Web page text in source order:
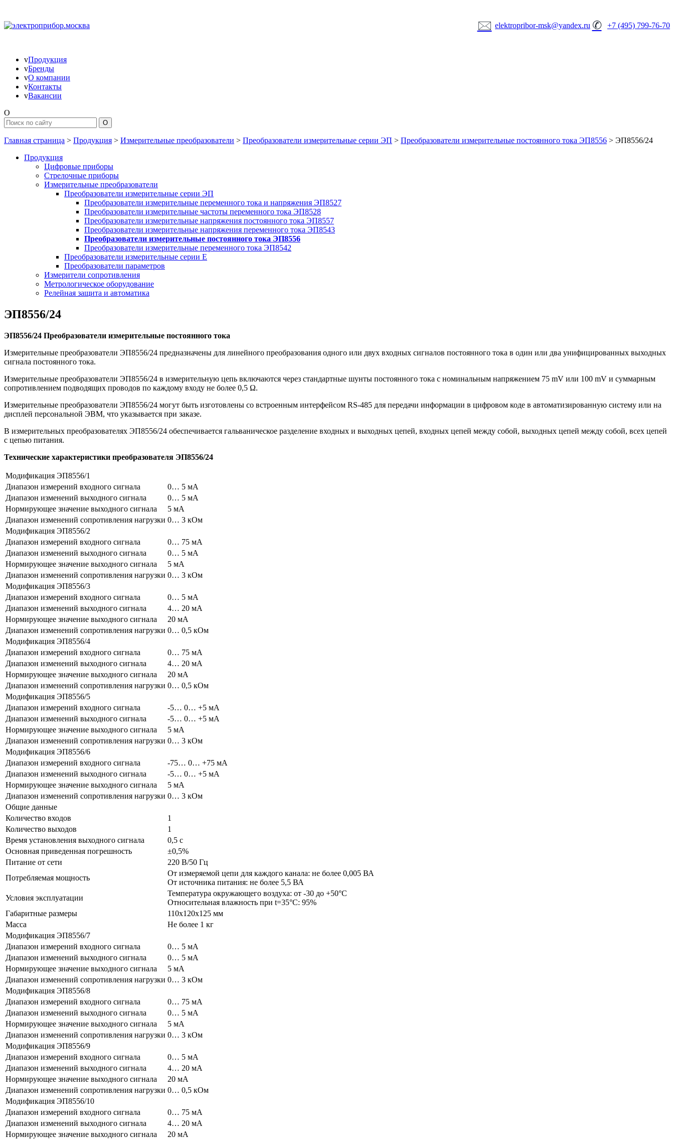
🖂 elektropribor-msk@yandex.ru ✆ +7 (495) 799-76-70
vПродукция
vБренды
vО компании
vКонтакты
vВакансии
O
Главная страница > Продукция > Измерительные преобразователи > Преобразователи измерительные серии ЭП > Преобразователи измерительные постоянного тока ЭП8556 > ЭП8556/24
Продукция
Цифровые приборы
Стрелочные приборы
Измерительные преобразователи
Преобразователи измерительные серии ЭП
Преобразователи измерительные переменного тока и напряжения ЭП8527
Преобразователи измерительные частоты переменного тока ЭП8528
Преобразователи измерительные напряжения постоянного тока ЭП8557
Преобразователи измерительные напряжения переменного тока ЭП8543
Преобразователи измерительные постоянного тока ЭП8556
Преобразователи измерительные переменного тока ЭП8542
Преобразователи измерительные серии Е
Преобразователи параметров
Измерители сопротивления
Метрологическое оборудование
Релейная защита и автоматика
ЭП8556/24
ЭП8556/24 Преобразователи измерительные постоянного тока
Измерительные преобразователи ЭП8556/24 предназначены для линейного преобразования одного или двух входных сигналов постоянного тока в один или два унифицированных выходных
сигнала постоянного тока.
Измерительные преобразователи ЭП8556/24 в измерительную цепь включаются через стандартные шунты постоянного тока с номинальным напряжением 75 mV или 100 mV и суммарным
сопротивлением подводящих проводов по каждому входу не более 0,5 Ω.
Измерительные преобразователи ЭП8556/24 могут быть изготовлены со встроенным интерфейсом RS-485 для передачи информации в цифровом коде в автоматизированную систему или на
дисплей персональной ЭВМ, что указывается при заказе.
В измерительных преобразователях ЭП8556/24 обеспечивается гальваническое разделение входных и выходных цепей, входных цепей между собой, выходных цепей между собой, всех цепей
с цепью питания.
Технические характеристики преобразователя ЭП8556/24
Модификация ЭП8556/1
Диапазон измерений входного сигнала
0… 5 мА
Диапазон изменений выходного сигнала
0… 5 мА
Нормирующее значение выходного сигнала
5 мА
Диапазон изменений сопротивления нагрузки 0… 3 кОм
Модификация ЭП8556/2
Диапазон измерений входного сигнала
0… 75 мА
Диапазон изменений выходного сигнала
0… 5 мА
Нормирующее значение выходного сигнала
5 мА
Диапазон изменений сопротивления нагрузки 0… 3 кОм
Модификация ЭП8556/3
Диапазон измерений входного сигнала
0… 5 мА
Диапазон изменений выходного сигнала
4… 20 мА
Нормирующее значение выходного сигнала
20 мА
Диапазон изменений сопротивления нагрузки 0… 0,5 кОм
Модификация ЭП8556/4
Диапазон измерений входного сигнала
0… 75 мА
Диапазон изменений выходного сигнала
4… 20 мА
Нормирующее значение выходного сигнала
20 мА
Диапазон изменений сопротивления нагрузки 0… 0,5 кОм
Модификация ЭП8556/5
Диапазон измерений входного сигнала
-5… 0… +5 мА
Диапазон изменений выходного сигнала
-5… 0… +5 мА
Нормирующее значение выходного сигнала
5 мА
Диапазон изменений сопротивления нагрузки 0… 3 кОм
Модификация ЭП8556/6
Диапазон измерений входного сигнала
-75… 0… +75 мА
Диапазон изменений выходного сигнала
-5… 0… +5 мА
Нормирующее значение выходного сигнала
5 мА
Диапазон изменений сопротивления нагрузки 0… 3 кОм
Общие данные
Количество входов
1
Количество выходов
1
Время установления выходного сигнала
0,5 с
Основная приведенная погрешность
±0,5%
Питание от сети
220 В/50 Гц
Потребляемая мощность
От измеряемой цепи для каждого канала: не более 0,005 ВА
От источника питания: не более 5,5 ВА
Условия эксплуатации
Температура окружающего воздуха: от -30 до +50°С
Относительная влажность при t=35°С: 95%
Габаритные размеры
110х120х125 мм
Масса
Не более 1 кг
Модификация ЭП8556/7
Диапазон измерений входного сигнала
0… 5 мА
Диапазон изменений выходного сигнала
0… 5 мА
Нормирующее значение выходного сигнала
5 мА
Диапазон изменений сопротивления нагрузки 0… 3 кОм
Модификация ЭП8556/8
Диапазон измерений входного сигнала
0… 75 мА
Диапазон изменений выходного сигнала
0… 5 мА
Нормирующее значение выходного сигнала
5 мА
Диапазон изменений сопротивления нагрузки 0… 3 кОм
Модификация ЭП8556/9
Диапазон измерений входного сигнала
0… 5 мА
Диапазон изменений выходного сигнала
4… 20 мА
Нормирующее значение выходного сигнала
20 мА
Диапазон изменений сопротивления нагрузки 0… 0,5 кОм
Модификация ЭП8556/10
Диапазон измерений входного сигнала
0… 75 мА
Диапазон изменений выходного сигнала
4… 20 мА
Нормирующее значение выходного сигнала
20 мА